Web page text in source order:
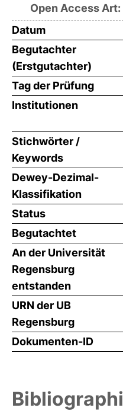
Open Access Art:
Datum
Begutachter
(Erstgutachter)
Tag der Prüfung
Institutionen
Stichwörter /
Keywords
Dewey-Dezimal-
Klassifikation
Status
Begutachtet
An der Universität
Regensburg
entstanden
URN der UB
Regensburg
Dokumenten-ID